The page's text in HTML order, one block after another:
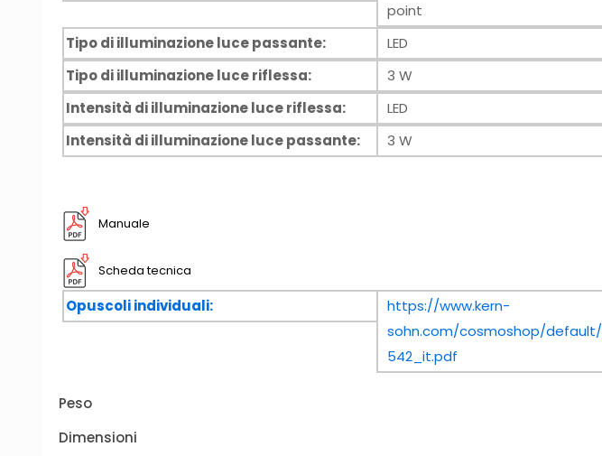
point
Tipo di illuminazione luce passante:
LED
Tipo di illuminazione luce riflessa:
3 W
Intensità di illuminazione luce riflessa:
LED
Intensità di illuminazione luce passante:
3 W
Manuale
Scheda tecnica
Opuscoli individuali:
https://www.kern-
sohn.com/cosmoshop/default/
542_it.pdf
Peso
Dimensioni